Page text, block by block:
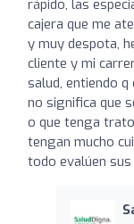
rápido, las
cajera que me
y muy despota,
cliente y mi
salud, entiendo
no significa que
o que tenga
tengan mucho
todo evalúen sus